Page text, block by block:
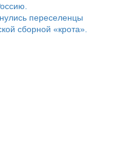
переселенцы
сборной «крота».